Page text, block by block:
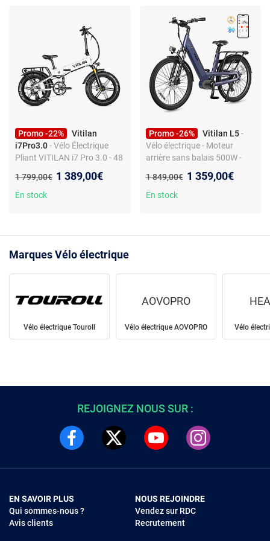
Promo -22%
Vitilan
i7Pro3.0- Vélo Électrique
Pliant VITILAN i7 Pro 3.0 - 48
Ancien prix :
1 799,00€ Nouveau prix :
1 389,00€
En stock
Promo -26% Vitilan L5 -
Vélo électrique - Moteur
arrière sans balais 500W -
- Autonomie jusqu'à 80 km
Ancien prix :
1 849,00€ Nouveau prix :
1 359,00€
En stock
Marques Vélo électrique
Vélo électrique Touroll
AOVOPRO
Vélo électrique AOVOPRO Vélo
REJOIGNEZ NOUS SUR :
EN SAVOIR PLUS
Qui sommes-nous ?
Avis clients
NOUS REJOINDRE
Vendez sur RDC
Recrutement